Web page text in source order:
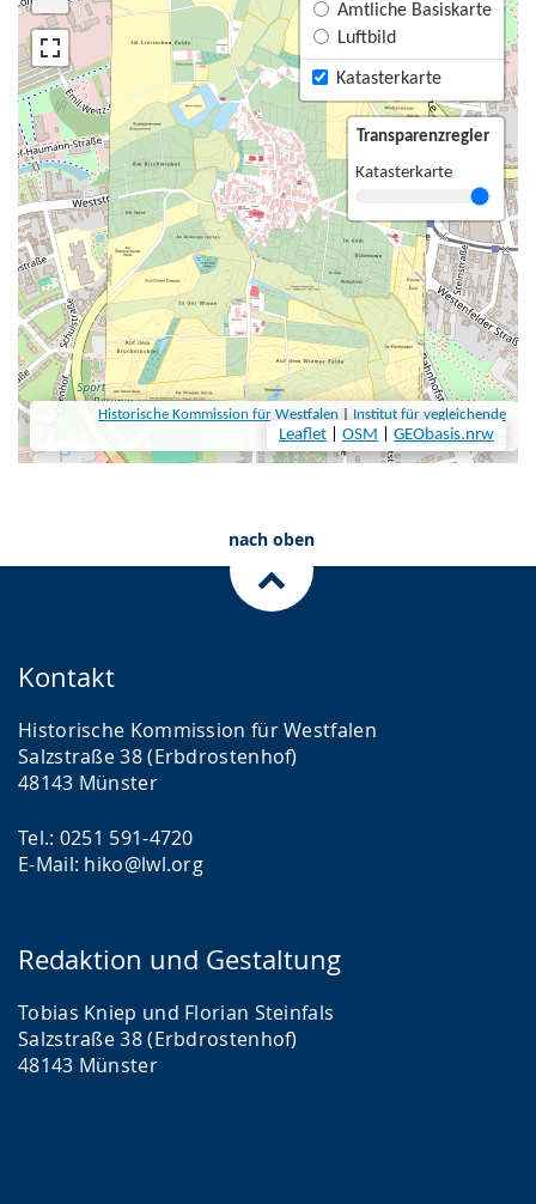
nach oben
Kontakt
Historische Kommission für Westfalen
Salzstraße 38 (Erbdrostenhof)
48143 Münster
Tel.: 0251 591-4720
E-Mail: hiko@lwl.org
Redaktion und Gestaltung
Tobias Kniep und Florian Steinfals
Salzstraße 38 (Erbdrostenhof)
48143 Münster